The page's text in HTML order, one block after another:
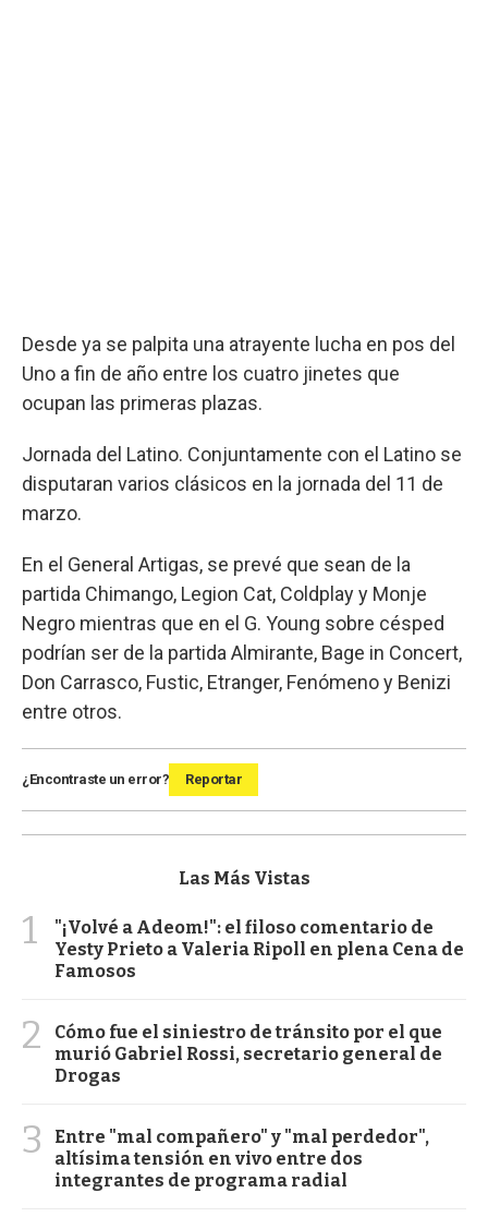
Desde ya se palpita una atrayente lucha en pos del
Uno a fin de año entre los cuatro jinetes que
ocupan las primeras plazas.
Jornada del Latino. Conjuntamente con el Latino se
disputaran varios clásicos en la jornada del 11 de
marzo.
En el General Artigas, se prevé que sean de la
partida Chimango, Legion Cat, Coldplay y Monje
Negro mientras que en el G. Young sobre césped
podrían ser de la partida Almirante, Bage in Concert,
Don Carrasco, Fustic, Etranger, Fenómeno y Benizi
entre otros.
¿Encontraste un error? Reportar
Las Más Vistas
1
"¡Volvé a Adeom!": el filoso comentario de
Yesty Prieto a Valeria Ripoll en plena Cena de
Famosos
2
Cómo fue el siniestro de tránsito por el que
murió Gabriel Rossi, secretario general de
Drogas
3
Entre "mal compañero" y "mal perdedor",
altísima tensión en vivo entre dos
integrantes de programa radial